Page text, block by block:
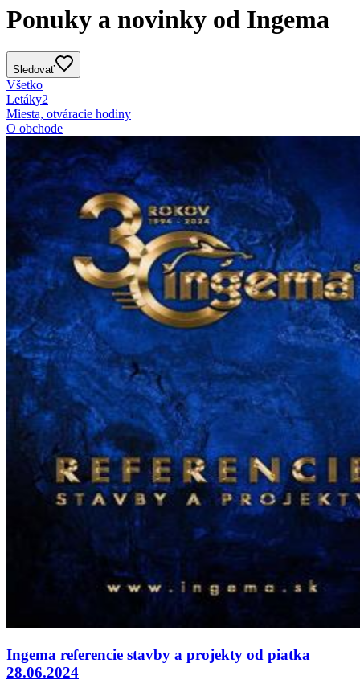
Ponuky a novinky od Ingema
Sledovať
Všetko
Letáky2
Miesta, otváracie hodiny
O obchode
Ingema referencie stavby a projekty od piatka
28.06.2024